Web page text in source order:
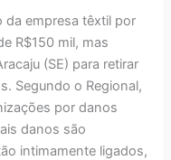
da empresa têxtil por
R$150 mil, mas
(SE) para retirar
Segundo o Regional,
por danos
danos são
intimamente ligados,